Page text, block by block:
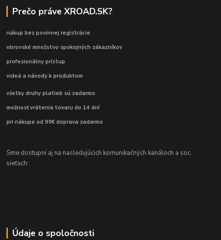
Prečo práve XROAD.SK?
nákup bez povinnej registrácie
obrovské množstvo spokojných zákazníkov
profesionálny prístup
videá a návody k produktom
všetky druhy platieb sú zadarmo
možnosť vrátenia tovaru do 14 dní
pri nákupe od 99€ doprava zadarmo
Sme dostupní aj na nasledujúcich komunikačných kanáloch a soc.
sieťach:
Údaje o spoločnosti